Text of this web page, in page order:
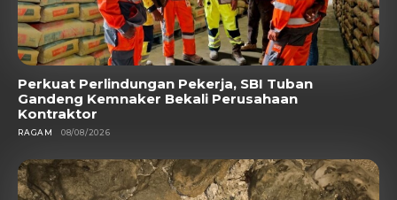
Perkuat Perlindungan Pekerja, SBI Tuban
Gandeng Kemnaker Bekali Perusahaan
Kontraktor
RAGAM 08/08/2026